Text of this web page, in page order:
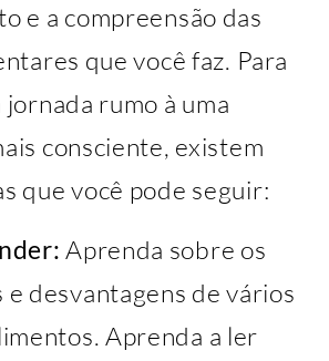
e a compreensão das
que você faz. Para
jornada rumo à uma
consciente, existem
que você pode seguir:
Aprenda sobre os
e desvantagens de vários
Aprenda a ler